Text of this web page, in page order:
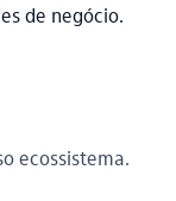
de negócio.
ecossistema.